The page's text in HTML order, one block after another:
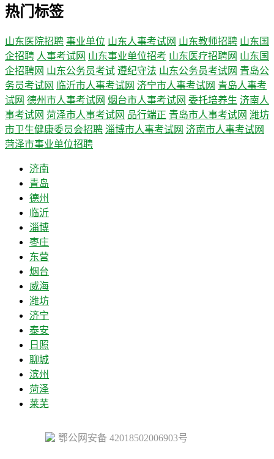
热门标签
山东医院招聘 事业单位 山东人事考试网 山东教师招聘 山东国
企招聘 人事考试网 山东事业单位招考 山东医疗招聘网 山东国
企招聘网 山东公务员考试 遵纪守法 山东公务员考试网 青岛公
务员考试网
临沂市人事考试网 济宁市人事考试网 青岛人事考
试网 德州市人事考试网 烟台市人事考试网 委托培养生 济南人
事考试网 菏泽市人事考试网 品行端正 青岛市人事考试网 潍坊
市卫生健康委员会招聘 淄博市人事考试网 济南市人事考试网
菏泽市事业单位招聘
济南
青岛
德州
临沂
淄博
枣庄
东营
烟台
威海
潍坊
济宁
泰安
日照
聊城
滨州
菏泽
莱芜
鄂公网安备 42018502006903号